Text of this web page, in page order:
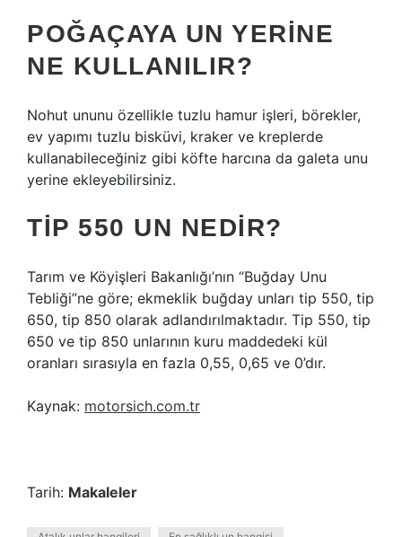
POĞAÇAYA UN YERINE
NE KULLANILIR?
Nohut ununu özellikle tuzlu hamur işleri, börekler,
ev yapımı tuzlu bisküvi, kraker ve kreplerde
kullanabileceğiniz gibi köfte harcına da galeta unu
yerine ekleyebilirsiniz.
TIP 550 UN NEDIR?
Tarım ve Köyişleri Bakanlığı’nın “Buğday Unu
Tebliği”ne göre; ekmeklik buğday unları tip 550, tip
650, tip 850 olarak adlandırılmaktadır. Tip 550, tip
650 ve tip 850 unlarının kuru maddedeki kül
oranları sırasıyla en fazla 0,55, 0,65 ve 0’dır.
Kaynak: motorsich.com.tr
Tarih: Makaleler